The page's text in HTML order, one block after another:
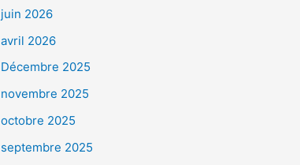
juin 2026
avril 2026
Décembre 2025
novembre 2025
octobre 2025
septembre 2025